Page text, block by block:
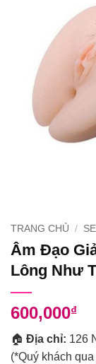
TRANG CHỦ /
Âm Đạo
Lông Như
600,000₫
🏠 Địa chỉ: 126
(*Quý khách